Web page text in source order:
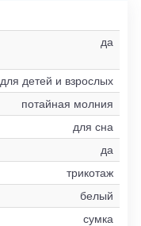
да
для детей и взрослых
потайная молния
для сна
да
трикотаж
белый
сумка